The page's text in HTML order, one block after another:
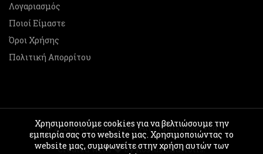
Λογαριασμός
Ποιοί Είμαστε
Όροι Χρήσης
Πολιτική Απορρίτου
© 2026Preview Shoes . All rights reserved
Created with
by Kostas Chasiotis.
Χρησιμοποιούμε cookies για να βελτιώσουμε την
εμπειρία σας στο website μας. Χρησιμοποιώντας το
website μας, συμφωνείτε στην χρήση αυτών των